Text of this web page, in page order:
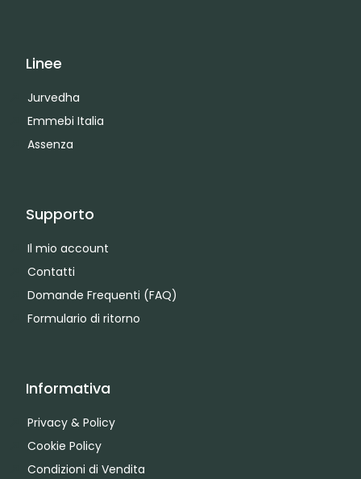
Linee
Jurvedha
Emmebi Italia
Assenza
Supporto
Il mio account
Contatti
Domande Frequenti (FAQ)
Formulario di ritorno
Informativa
Privacy & Policy
Cookie Policy
Condizioni di Vendita